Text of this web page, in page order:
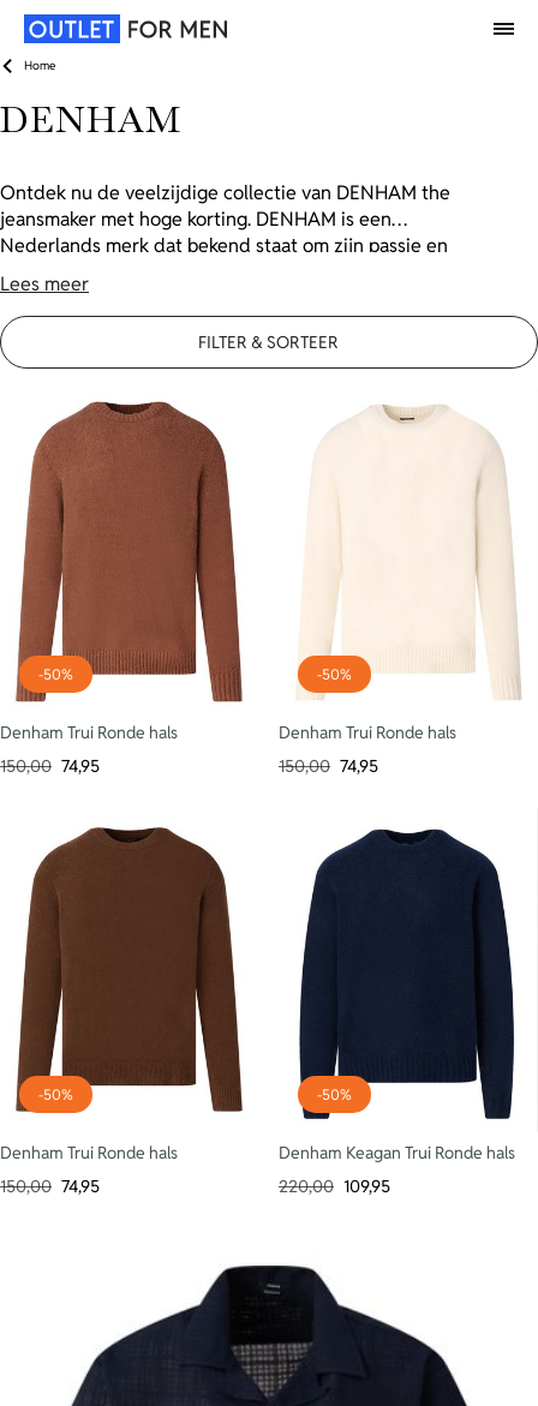
Home
DENHAM
Ontdek nu de veelzijdige collectie van DENHAM the
jeansmaker met hoge korting. DENHAM is een
Nederlands merk dat bekend staat om zijn passie en
vakmanschap voor jeans. Naast hun iconische denim
biedt DENHAM ook een uitgebreid assortiment aan
bovenkleding van hoog niveau, met veel oog voor detail.
Verken onze DENHAM herenkleding outlet en vind de
tegen extra scherpe prijzen.
Lees meer
FILTER & SORTEER
-50%
Denham Trui Ronde hals
150,00 74,95
-50%
Denham Trui Ronde hals
150,00 74,95
-50%
Denham Trui Ronde hals
150,00 74,95
-50%
Denham Keagan Trui Ronde hals
220,00 109,95